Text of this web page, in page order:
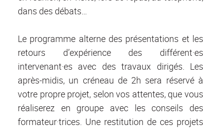
dans des débats…
Le programme alterne des présentations et les
retours d’expérience des différent·es
intervenant·es avec des travaux dirigés. Les
après-midis, un créneau de 2h sera réservé à
votre propre projet, selon vos attentes, que vous
réaliserez en groupe avec les conseils des
formateur·trices. Une restitution de ces projets